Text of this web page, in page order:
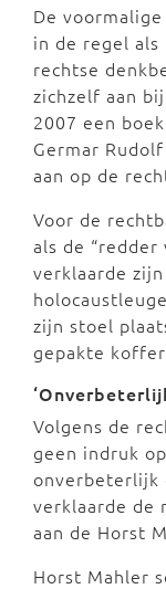
De
in de regel
rechtse
zichzelf aan
2007 een
Germar
aan op de
Voor de
als de
verklaarde
zijn stoel
gepakte
Volgens de
geen indruk
onverbeterlijk
verklaarde de
aan de Horst
Horst Mahler